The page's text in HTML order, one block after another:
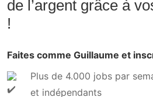
de l’argent grâce à
!
Faites comme Guillaume et
Plus de 4.000 jobs par
et indépendants